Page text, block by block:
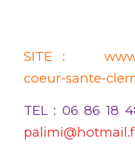
SITE :
coeur-sante-
TEL : 06